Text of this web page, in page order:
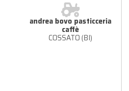
andrea bovo pasticceria
caffè
COSSATO (BI)